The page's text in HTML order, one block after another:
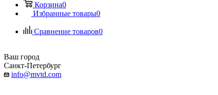
Корзина0
Избранные товары0
Сравнение товаров0
Ваш город
Санкт-Петербург
info@mvtd.com